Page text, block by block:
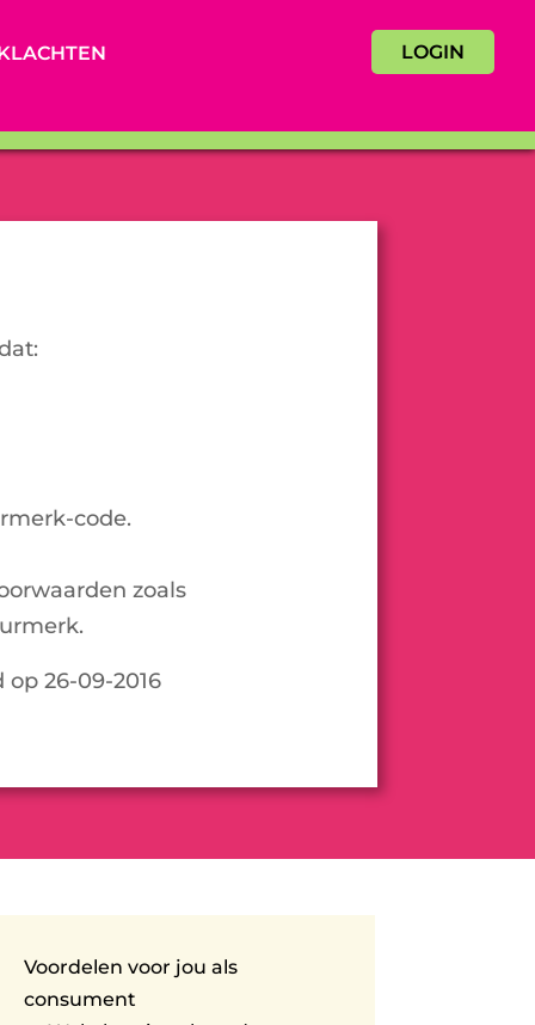
LOGIN
code.
zoals
26-09-2016
Voordelen voor jou als
consument